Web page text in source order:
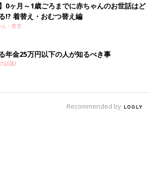
】0ヶ月～1歳ごろまでに赤ちゃんのお世話はど
!? 着替え・おむつ替え編
ん・育児
年金25万円以下の人が知るべき事
話題)
Recommended by